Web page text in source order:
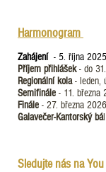
Harmonogram
Zahájení - 5. října 2025
Příjem přihlášek- do
Regionální kola- leden,
Semifinále - 11. března
Finále - 27. března 2026
Galavečer-Kantorský bá
Sledujte nás na